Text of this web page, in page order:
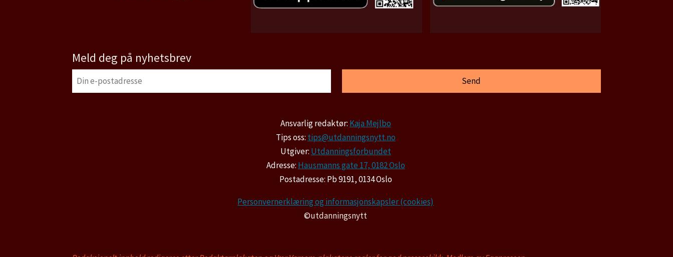
Meld deg på nyhetsbrev
Ansvarlig redaktør: Kaja Mejlbo
Tips oss: tips@utdanningsnytt.no
Utgiver: Utdanningsforbundet
Adresse: Hausmanns gate 17, 0182 Oslo
Postadresse: Pb 9191, 0134 Oslo
Personvernerklæring og informasjonskapsler (cookies)
©utdanningsnytt